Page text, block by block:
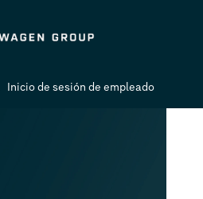
Inicio de sesión de empleado